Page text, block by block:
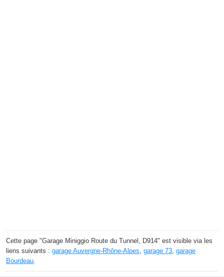
Cette page "Garage Miniggio Route du Tunnel, D914" est visible via les
liens suivants : garage Auvergne-Rhône-Alpes, garage 73, garage
Bourdeau.